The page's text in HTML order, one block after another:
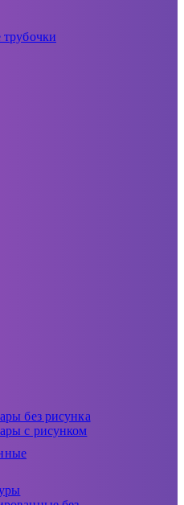
без рисунка
с рисунком